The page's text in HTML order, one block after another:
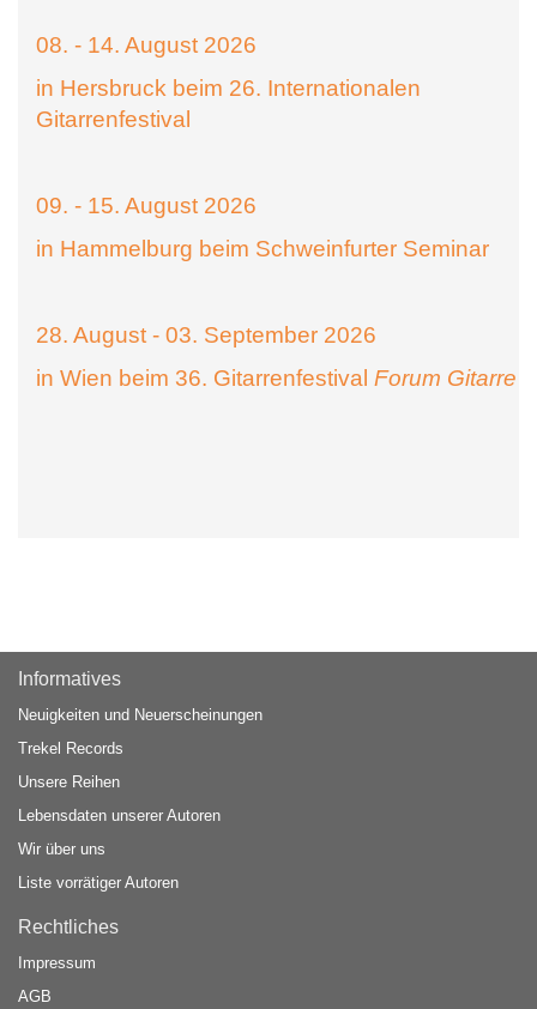
08. - 14. August 2026
in Hersbruck beim 26. Internationalen
Gitarrenfestival
09. - 15. August 2026
in Hammelburg beim Schweinfurter Seminar
28. August - 03. September 2026
in Wien beim 36. Gitarrenfestival Forum Gitarre
Informatives
Neuigkeiten und Neuerscheinungen
Trekel Records
Unsere Reihen
Lebensdaten unserer Autoren
Wir über uns
Liste vorrätiger Autoren
Rechtliches
Impressum
AGB